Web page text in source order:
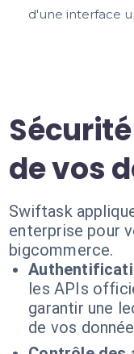
d'une interface
de vos
Swiftask
enterprise pour
bigcommerce.
les APIs
garantir une
de vos